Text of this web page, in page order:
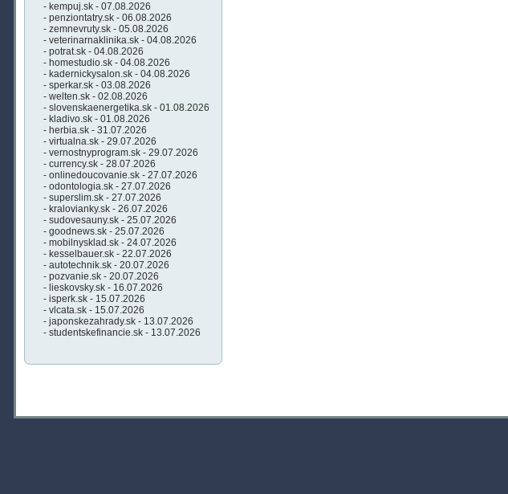
- kempuj.sk - 07.08.2026
- penziontatry.sk - 06.08.2026
- zemnevruty.sk - 05.08.2026
- veterinarnaklinika.sk - 04.08.2026
- potrat.sk - 04.08.2026
- homestudio.sk - 04.08.2026
- kadernickysalon.sk - 04.08.2026
- sperkar.sk - 03.08.2026
- welten.sk - 02.08.2026
- slovenskaenergetika.sk - 01.08.2026
- kladivo.sk - 01.08.2026
- herbia.sk - 31.07.2026
- virtualna.sk - 29.07.2026
- vernostnyprogram.sk - 29.07.2026
- currency.sk - 28.07.2026
- onlinedoucovanie.sk - 27.07.2026
- odontologia.sk - 27.07.2026
- superslim.sk - 27.07.2026
- kralovianky.sk - 26.07.2026
- sudovesauny.sk - 25.07.2026
- goodnews.sk - 25.07.2026
- mobilnysklad.sk - 24.07.2026
- kesselbauer.sk - 22.07.2026
- autotechnik.sk - 20.07.2026
- pozvanie.sk - 20.07.2026
- lieskovsky.sk - 16.07.2026
- isperk.sk - 15.07.2026
- vlcata.sk - 15.07.2026
- japonskezahrady.sk - 13.07.2026
- studentskefinancie.sk - 13.07.2026